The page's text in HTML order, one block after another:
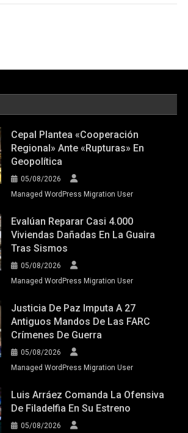
Cepal Plantea «cooperación
Regional» Ante «rupturas» En
Geopolítica
05/08/2026
Managed WordPress Migration User
Evalúan Reparar Casi 4.000
Viviendas Dañadas En La Guaira
Tras Sismos
05/08/2026
Managed WordPress Migration User
Justicia De Paz Imputa A 27
Antiguos Mandos De Las FARC
Crímenes De Guerra
05/08/2026
Managed WordPress Migration User
Luis Arráez Comanda La Ofensiva
De Filadelfia En Su Estreno
05/08/2026